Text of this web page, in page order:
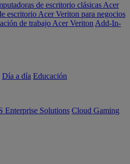
de escritorio clásicas Acer
escritorio Acer Veriton para negocios
de trabajo Acer Veriton Add-In-
Día a día Educación
Enterprise Solutions Cloud Gaming